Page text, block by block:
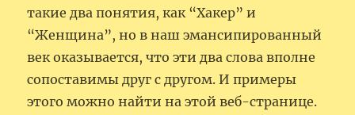
такие два понятия, как “Хакер” и
“Женщина”, но в наш эмансипированный
век оказывается, что эти два слова вполне
сопоставимы друг с другом. И примеры
этого можно найти на этой веб-странице.